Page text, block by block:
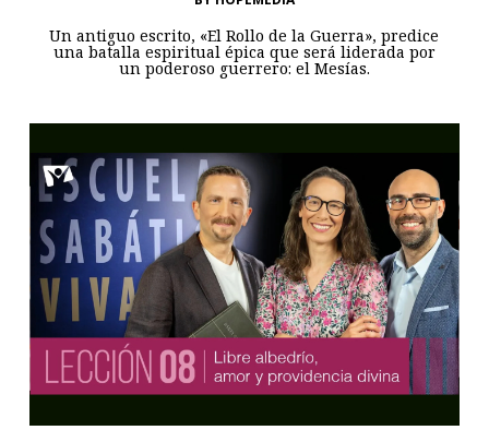
Un antiguo escrito, «El Rollo de la Guerra», predice
una batalla espiritual épica que será liderada por
un poderoso guerrero: el Mesías.